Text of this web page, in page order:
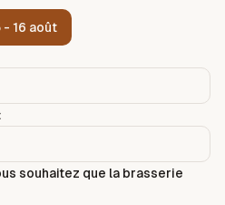
- 16 août
souhaitez que la brasserie